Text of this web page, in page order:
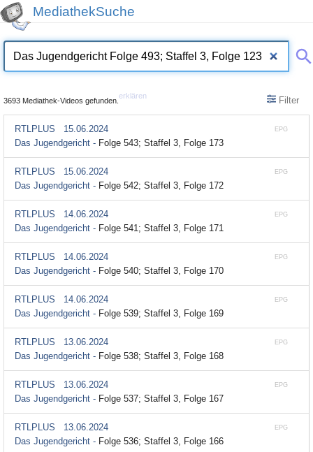
MediathekSuche
3693 Mediathek-Videos gefunden.
erklären Filter
EPG
RTLPLUS
15.06.2024
Das Jugendgericht - Folge 543; Staffel 3, Folge 173
EPG
RTLPLUS
15.06.2024
Das Jugendgericht - Folge 542; Staffel 3, Folge 172
EPG
RTLPLUS
14.06.2024
Das Jugendgericht - Folge 541; Staffel 3, Folge 171
EPG
RTLPLUS
14.06.2024
Das Jugendgericht - Folge 540; Staffel 3, Folge 170
EPG
RTLPLUS
14.06.2024
Das Jugendgericht - Folge 539; Staffel 3, Folge 169
EPG
RTLPLUS
13.06.2024
Das Jugendgericht - Folge 538; Staffel 3, Folge 168
EPG
RTLPLUS
13.06.2024
Das Jugendgericht - Folge 537; Staffel 3, Folge 167
EPG
RTLPLUS
13.06.2024
Das Jugendgericht - Folge 536; Staffel 3, Folge 166